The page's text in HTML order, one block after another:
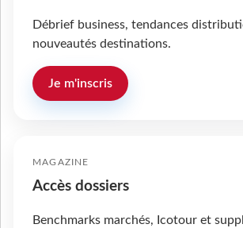
Débrief business, tendances
nouveautés destinations.
Je m'inscris
MAGAZINE
Accès dossiers
Benchmarks marchés, Icotour et